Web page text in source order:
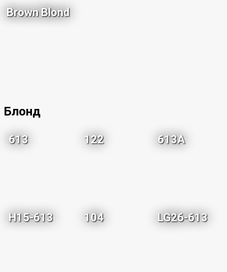
Brown Blond
Блонд
613 122 613A
H15-613 104 LG26-613